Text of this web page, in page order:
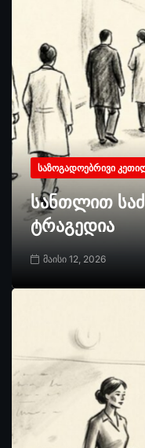
ᲡᲐᲖᲝᲒᲐᲓᲝᲔᲑᲠᲘᲕᲘ
სანთლით
ტრაგედია
მაისი 12, 2026